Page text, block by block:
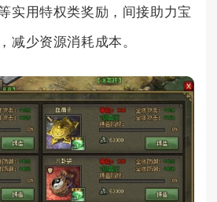
实用特权类奖励，间接助力宝
减少资源消耗成本。